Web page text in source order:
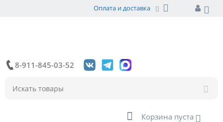
Оплата и доставка
8-911-845-03-52
Корзина пуста